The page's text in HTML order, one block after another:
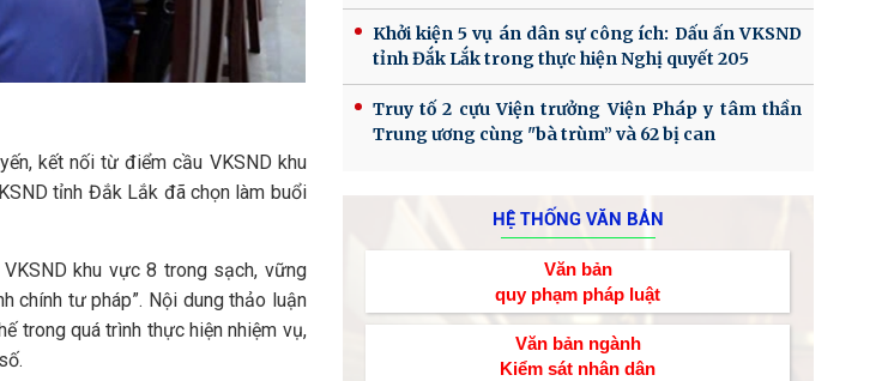
kết nối từ điểm cầu VKSND khu
tỉnh Đắk Lắk đã chọn làm buổi
khu vực 8 trong sạch, vững
chính tư pháp”. Nội dung thảo luận
trong quá trình thực hiện nhiệm vụ,
Khởi kiện 5 vụ án dân sự công ích: Dấu ấn VKSND
tỉnh Đắk Lắk trong thực hiện Nghị quyết 205
Truy tố 2 cựu Viện trưởng Viện Pháp y tâm thần
Trung ương cùng "bà trùm” và 62 bị can
HỆ THỐNG VĂN BẢN
Văn bản
quy phạm pháp luật
Văn bản ngành
Kiểm sát nhân dân